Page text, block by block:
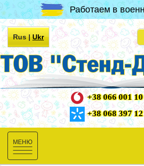
Работаем в
Rus|Ukr
+38 066 001
+38 068 397
Toggle
navigation